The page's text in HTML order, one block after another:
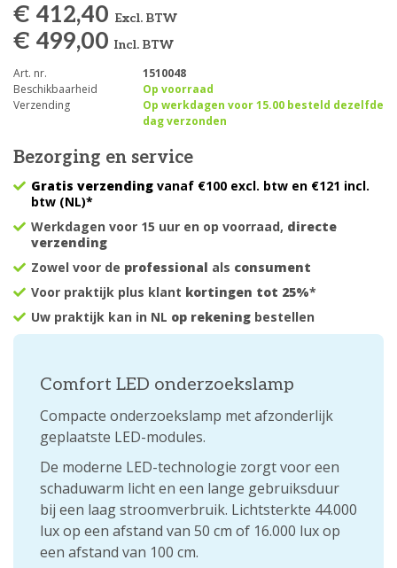
€ 412,40 Excl. BTW
€ 499,00 Incl. BTW
Art. nr.
1510048
Beschikbaarheid
Op voorraad
Verzending
Op werkdagen voor 15.00 besteld dezelfde
dag verzonden
Bezorging en service
Gratis verzending vanaf €100 excl. btw en €121 incl.
btw (NL)*
Werkdagen voor 15 uur en op voorraad, directe
verzending
Zowel voor de professional als consument
Voor praktijk plus klant kortingen tot 25%*
Uw praktijk kan in NL op rekening bestellen
Comfort LED onderzoekslamp
Compacte onderzoekslamp met afzonderlijk
geplaatste LED-modules.
De moderne LED-technologie zorgt voor een
schaduwarm licht en een lange gebruiksduur
bij een laag stroomverbruik. Lichtsterkte 44.000
lux op een afstand van 50 cm of 16.000 lux op
een afstand van 100 cm.